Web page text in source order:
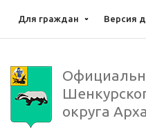
Для граждан Версия
округа